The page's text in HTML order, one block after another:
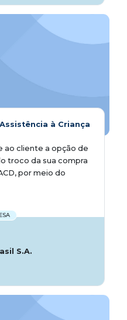
à Criança
ao cliente a opção de
troco da sua compra
por meio do
S.A.